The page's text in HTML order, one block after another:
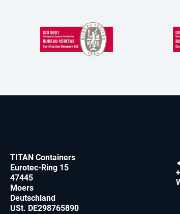
TITAN Containers
Eurotec-Ring 15
47445
Moers
Deutschland
USt. DE298765890